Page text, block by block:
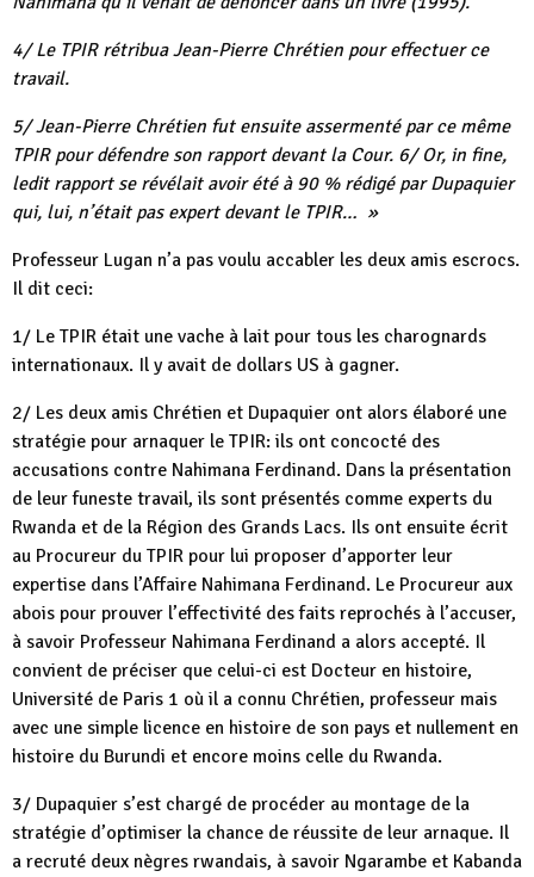
4/ Le TPIR rétribua Jean-Pierre Chrétien pour effectuer ce
travail.
5/ Jean-Pierre Chrétien fut ensuite assermenté par ce même
TPIR pour défendre son rapport devant la Cour. 6/ Or, in fine,
ledit rapport se révélait avoir été à 90 % rédigé par Dupaquier
qui, lui, n’était pas expert devant le TPIR… »
Professeur Lugan n’a pas voulu accabler les deux amis escrocs.
Il dit ceci:
1/ Le TPIR était une vache à lait pour tous les charognards
internationaux. Il y avait de dollars US à gagner.
2/ Les deux amis Chrétien et Dupaquier ont alors élaboré une
stratégie pour arnaquer le TPIR: ils ont concocté des
accusations contre Nahimana Ferdinand. Dans la présentation
de leur funeste travail, ils sont présentés comme experts du
Rwanda et de la Région des Grands Lacs. Ils ont ensuite écrit
au Procureur du TPIR pour lui proposer d’apporter leur
expertise dans l’Affaire Nahimana Ferdinand. Le Procureur aux
abois pour prouver l’effectivité des faits reprochés à l’accuser,
à savoir Professeur Nahimana Ferdinand a alors accepté. Il
convient de préciser que celui-ci est Docteur en histoire,
Université de Paris 1 où il a connu Chrétien, professeur mais
avec une simple licence en histoire de son pays et nullement en
histoire du Burundi et encore moins celle du Rwanda.
3/ Dupaquier s’est chargé de procéder au montage de la
stratégie d’optimiser la chance de réussite de leur arnaque. Il
a recruté deux nègres rwandais, à savoir Ngarambe et Kabanda